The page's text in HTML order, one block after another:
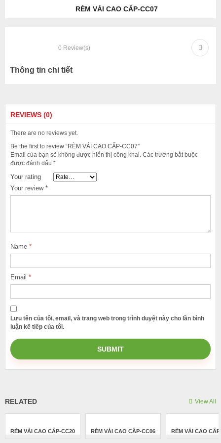
RÈM VẢI CAO CẤP-CC07
0 Review(s)
Thông tin chi tiết
REVIEWS (0)
There are no reviews yet.
Be the first to review “RÈM VẢI CAO CẤP-CC07”
Email của bạn sẽ không được hiển thị công khai. Các trường bắt buộc
được đánh dấu *
Your rating
Your review *
Name *
Email *
Lưu tên của tôi, email, và trang web trong trình duyệt này cho lần bình
luận kế tiếp của tôi.
RELATED View All
RÈM VẢI CAO CẤP-CC20 RÈM VẢI CAO CẤP-CC06 RÈM VẢI CAO